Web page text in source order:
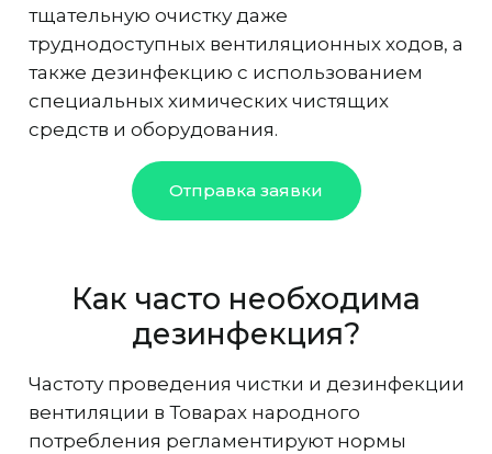
тщательную очистку даже
труднодоступных вентиляционных ходов, а
также дезинфекцию с использованием
специальных химических чистящих
средств и оборудования.
Отправка заявки
Как часто необходима
дезинфекция?
Частоту проведения чистки и дезинфекции
вентиляции в Товарах народного
потребления регламентируют нормы